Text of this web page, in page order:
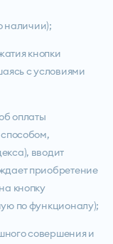
наличии);
кнопки
с условиями
оплаты
вводит
приобретение
кнопку
по функционалу);
совершения и